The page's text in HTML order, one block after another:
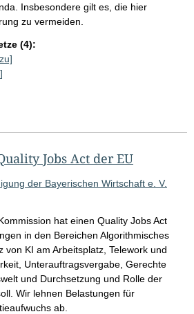
Insbesondere gilt es, die hier
zu vermeiden.
(4):
Jobs Act der EU
der Bayerischen Wirtschaft e. V.
hat einen Quality Jobs Act
in den Bereichen Algorithmisches
von KI am Arbeitsplatz, Telework und
Unterauftragsvergabe, Gerechte
und Durchsetzung und Rolle der
Wir lehnen Belastungen für
ab.